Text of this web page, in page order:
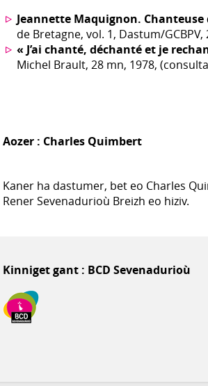
Jeannette Maquignon. Chanteuse
de Bretagne, vol. 1, Dastum/GCBPV,
« J’ai chanté, déchanté et je
Michel Brault, 28 mn, 1978,
Aozer : Charles Quimbert
Kaner ha dastumer, bet eo Charles
Rener Sevenadurioù Breizh eo hiziv.
Kinniget gant : BCD Sevenadurioù